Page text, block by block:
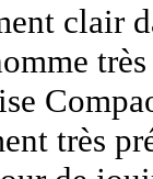
clair
très